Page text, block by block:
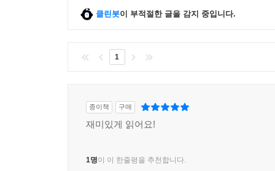
클린봇이 부적절한 글을 감지 중입니다.
1
종이책 구매
재미있게 읽어요!
1명이 이 한줄평을 추천합니다.